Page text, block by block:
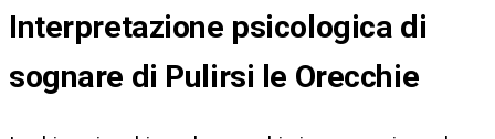
Interpretazione psicologica di
sognare di Pulirsi le Orecchie